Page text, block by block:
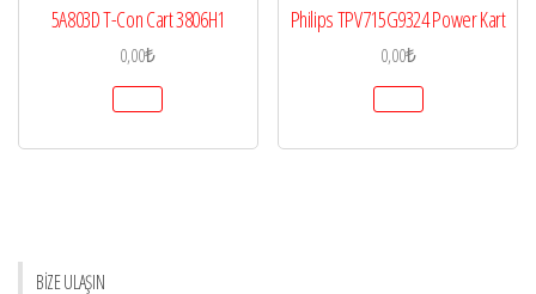
5A803D T-Con Cart 3806H1
0,00₺
Philips TPV715G9324 Power Kart
0,00₺
BİZE ULAŞIN